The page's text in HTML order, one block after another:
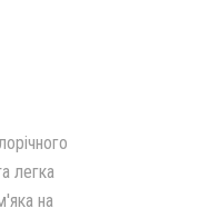
легка
на